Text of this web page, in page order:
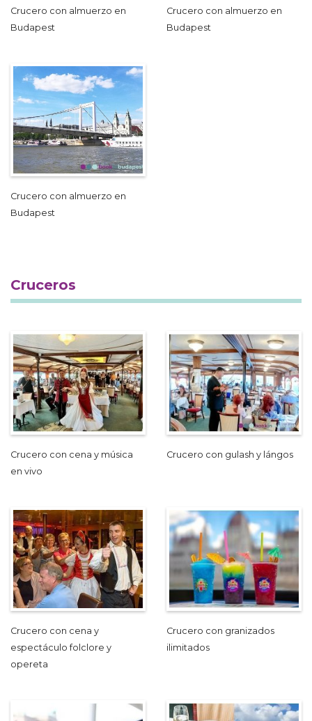
Crucero con almuerzo en
Budapest
Crucero con almuerzo en
Budapest
Crucero con almuerzo en
Budapest
Cruceros
Crucero con cena y música
en vivo
Crucero con gulash y lángos
Crucero con cena y
espectáculo folclore y
opereta
Crucero con granizados
ilimitados